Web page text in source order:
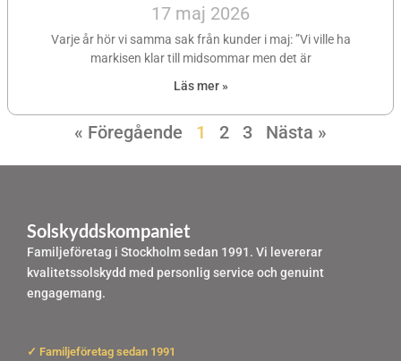
17 maj 2026
Varje år hör vi samma sak från kunder i maj: ”Vi ville ha
markisen klar till midsommar men det är
Läs mer »
« Föregående 1 2 3 Nästa »
Solskyddskompaniet
Familjeföretag i Stockholm sedan 1991. Vi levererar
kvalitetssolskydd med personlig service och genuint
engagemang.
✓ Familjeföretag sedan 1991